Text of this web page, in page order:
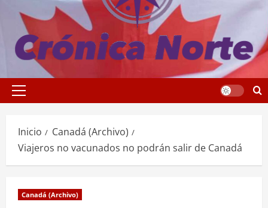
Menú
Inicio
Canadá (Archivo)
Viajeros no vacunados no podrán salir de Canadá
Canadá (Archivo)